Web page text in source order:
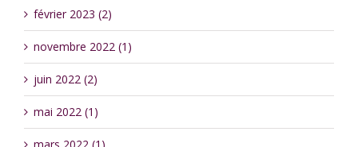
février 2023 (2)
novembre 2022 (1)
juin 2022 (2)
mai 2022 (1)
mars 2022 (1)